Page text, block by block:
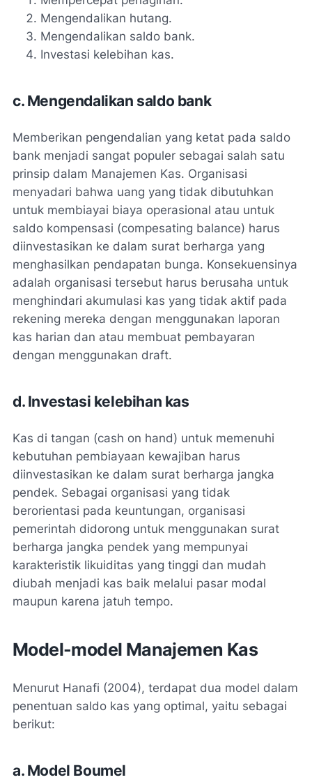
Mengendalikan hutang.
Mengendalikan saldo bank.
Investasi kelebihan kas.
c. Mengendalikan saldo bank
Memberikan pengendalian yang ketat pada saldo
bank menjadi sangat populer sebagai salah satu
prinsip dalam Manajemen Kas. Organisasi
menyadari bahwa uang yang tidak dibutuhkan
untuk membiayai biaya operasional atau untuk
saldo kompensasi (compesating balance) harus
diinvestasikan ke dalam surat berharga yang
menghasilkan pendapatan bunga. Konsekuensinya
adalah organisasi tersebut harus berusaha untuk
menghindari akumulasi kas yang tidak aktif pada
rekening mereka dengan menggunakan laporan
kas harian dan atau membuat pembayaran
dengan menggunakan draft.
d. Investasi kelebihan kas
Kas di tangan (cash on hand) untuk memenuhi
kebutuhan pembiayaan kewajiban harus
diinvestasikan ke dalam surat berharga jangka
pendek. Sebagai organisasi yang tidak
berorientasi pada keuntungan, organisasi
pemerintah didorong untuk menggunakan surat
berharga jangka pendek yang mempunyai
karakteristik likuiditas yang tinggi dan mudah
diubah menjadi kas baik melalui pasar modal
maupun karena jatuh tempo.
Model-model Manajemen Kas
Menurut Hanafi (2004), terdapat dua model dalam
penentuan saldo kas yang optimal, yaitu sebagai
berikut:
a. Model Boumel